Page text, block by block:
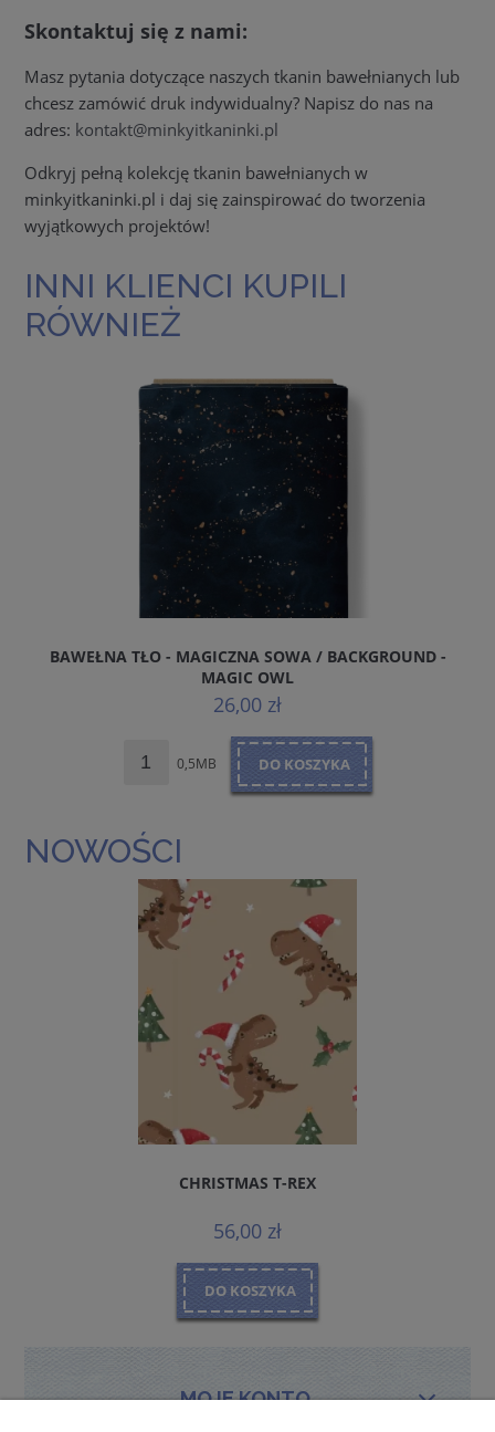
Skontaktuj się z nami:
Masz pytania dotyczące naszych tkanin bawełnianych lub
chcesz zamówić druk indywidualny? Napisz do nas na
adres: kontakt@minkyitkaninki.pl
Odkryj pełną kolekcję tkanin bawełnianych w
minkyitkaninki.pl i daj się zainspirować do tworzenia
wyjątkowych projektów!
INNI KLIENCI KUPILI
RÓWNIEŻ
BAWEŁNA TŁO - MAGICZNA SOWA / BACKGROUND -
MAGIC OWL
26,00 zł
0,5MB DO KOSZYKA
NOWOŚCI
CHRISTMAS T-REX
56,00 zł
DO KOSZYKA
MOJE KONTO